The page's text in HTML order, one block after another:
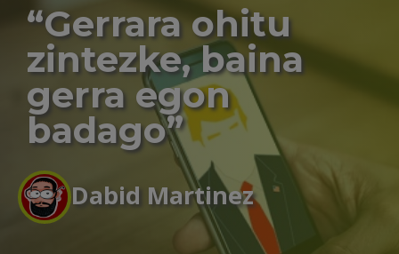
“Gerrara ohitu
zintezke, baina
gerra egon
badago”
Dabid Martinez